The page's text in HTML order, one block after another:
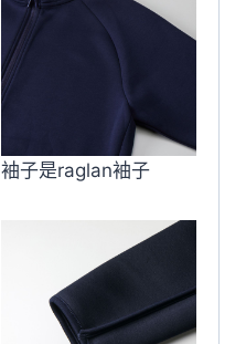
袖子是raglan袖子